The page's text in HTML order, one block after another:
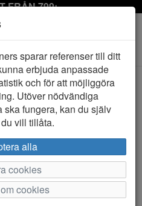
FRÅN 799:-
sparar referenser till ditt
erbjuda anpassade
och för att möjliggöra
Utöver nödvändiga
ska fungera, kan du själv
vill tillåta.
alla
cookies
cookies